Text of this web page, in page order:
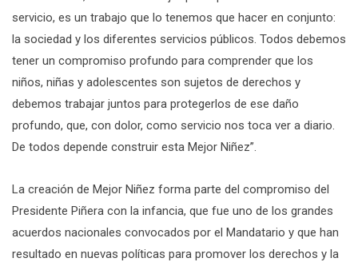
servicio, es un trabajo que lo tenemos que hacer en conjunto:
la sociedad y los diferentes servicios públicos. Todos debemos
tener un compromiso profundo para comprender que los
niños, niñas y adolescentes son sujetos de derechos y
debemos trabajar juntos para protegerlos de ese daño
profundo, que, con dolor, como servicio nos toca ver a diario.
De todos depende construir esta Mejor Niñez”.
La creación de Mejor Niñez forma parte del compromiso del
Presidente Piñera con la infancia, que fue uno de los grandes
acuerdos nacionales convocados por el Mandatario y que han
resultado en nuevas políticas para promover los derechos y la